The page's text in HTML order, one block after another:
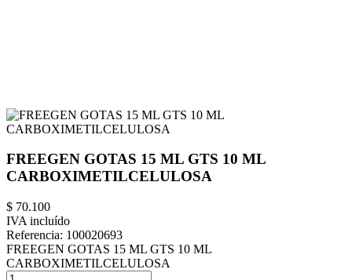
FREEGEN GOTAS 15 ML GTS 10 ML
CARBOXIMETILCELULOSA
$ 70.100
IVA incluído
Referencia: 100020693
FREEGEN GOTAS 15 ML GTS 10 ML
CARBOXIMETILCELULOSA